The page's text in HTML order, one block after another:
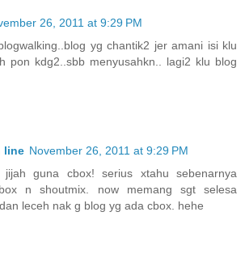
26, 2011 at 9:29 PM
yg chantik2 jer amani isi klu
pon kdg2..sbb menyusahkn.. lagi2 klu blog
line November 26, 2011 at 9:29 PM
jijah guna cbox! serius xtahu sebenarnya
n shoutmix. now memang sgt selesa
leceh nak g blog yg ada cbox. hehe